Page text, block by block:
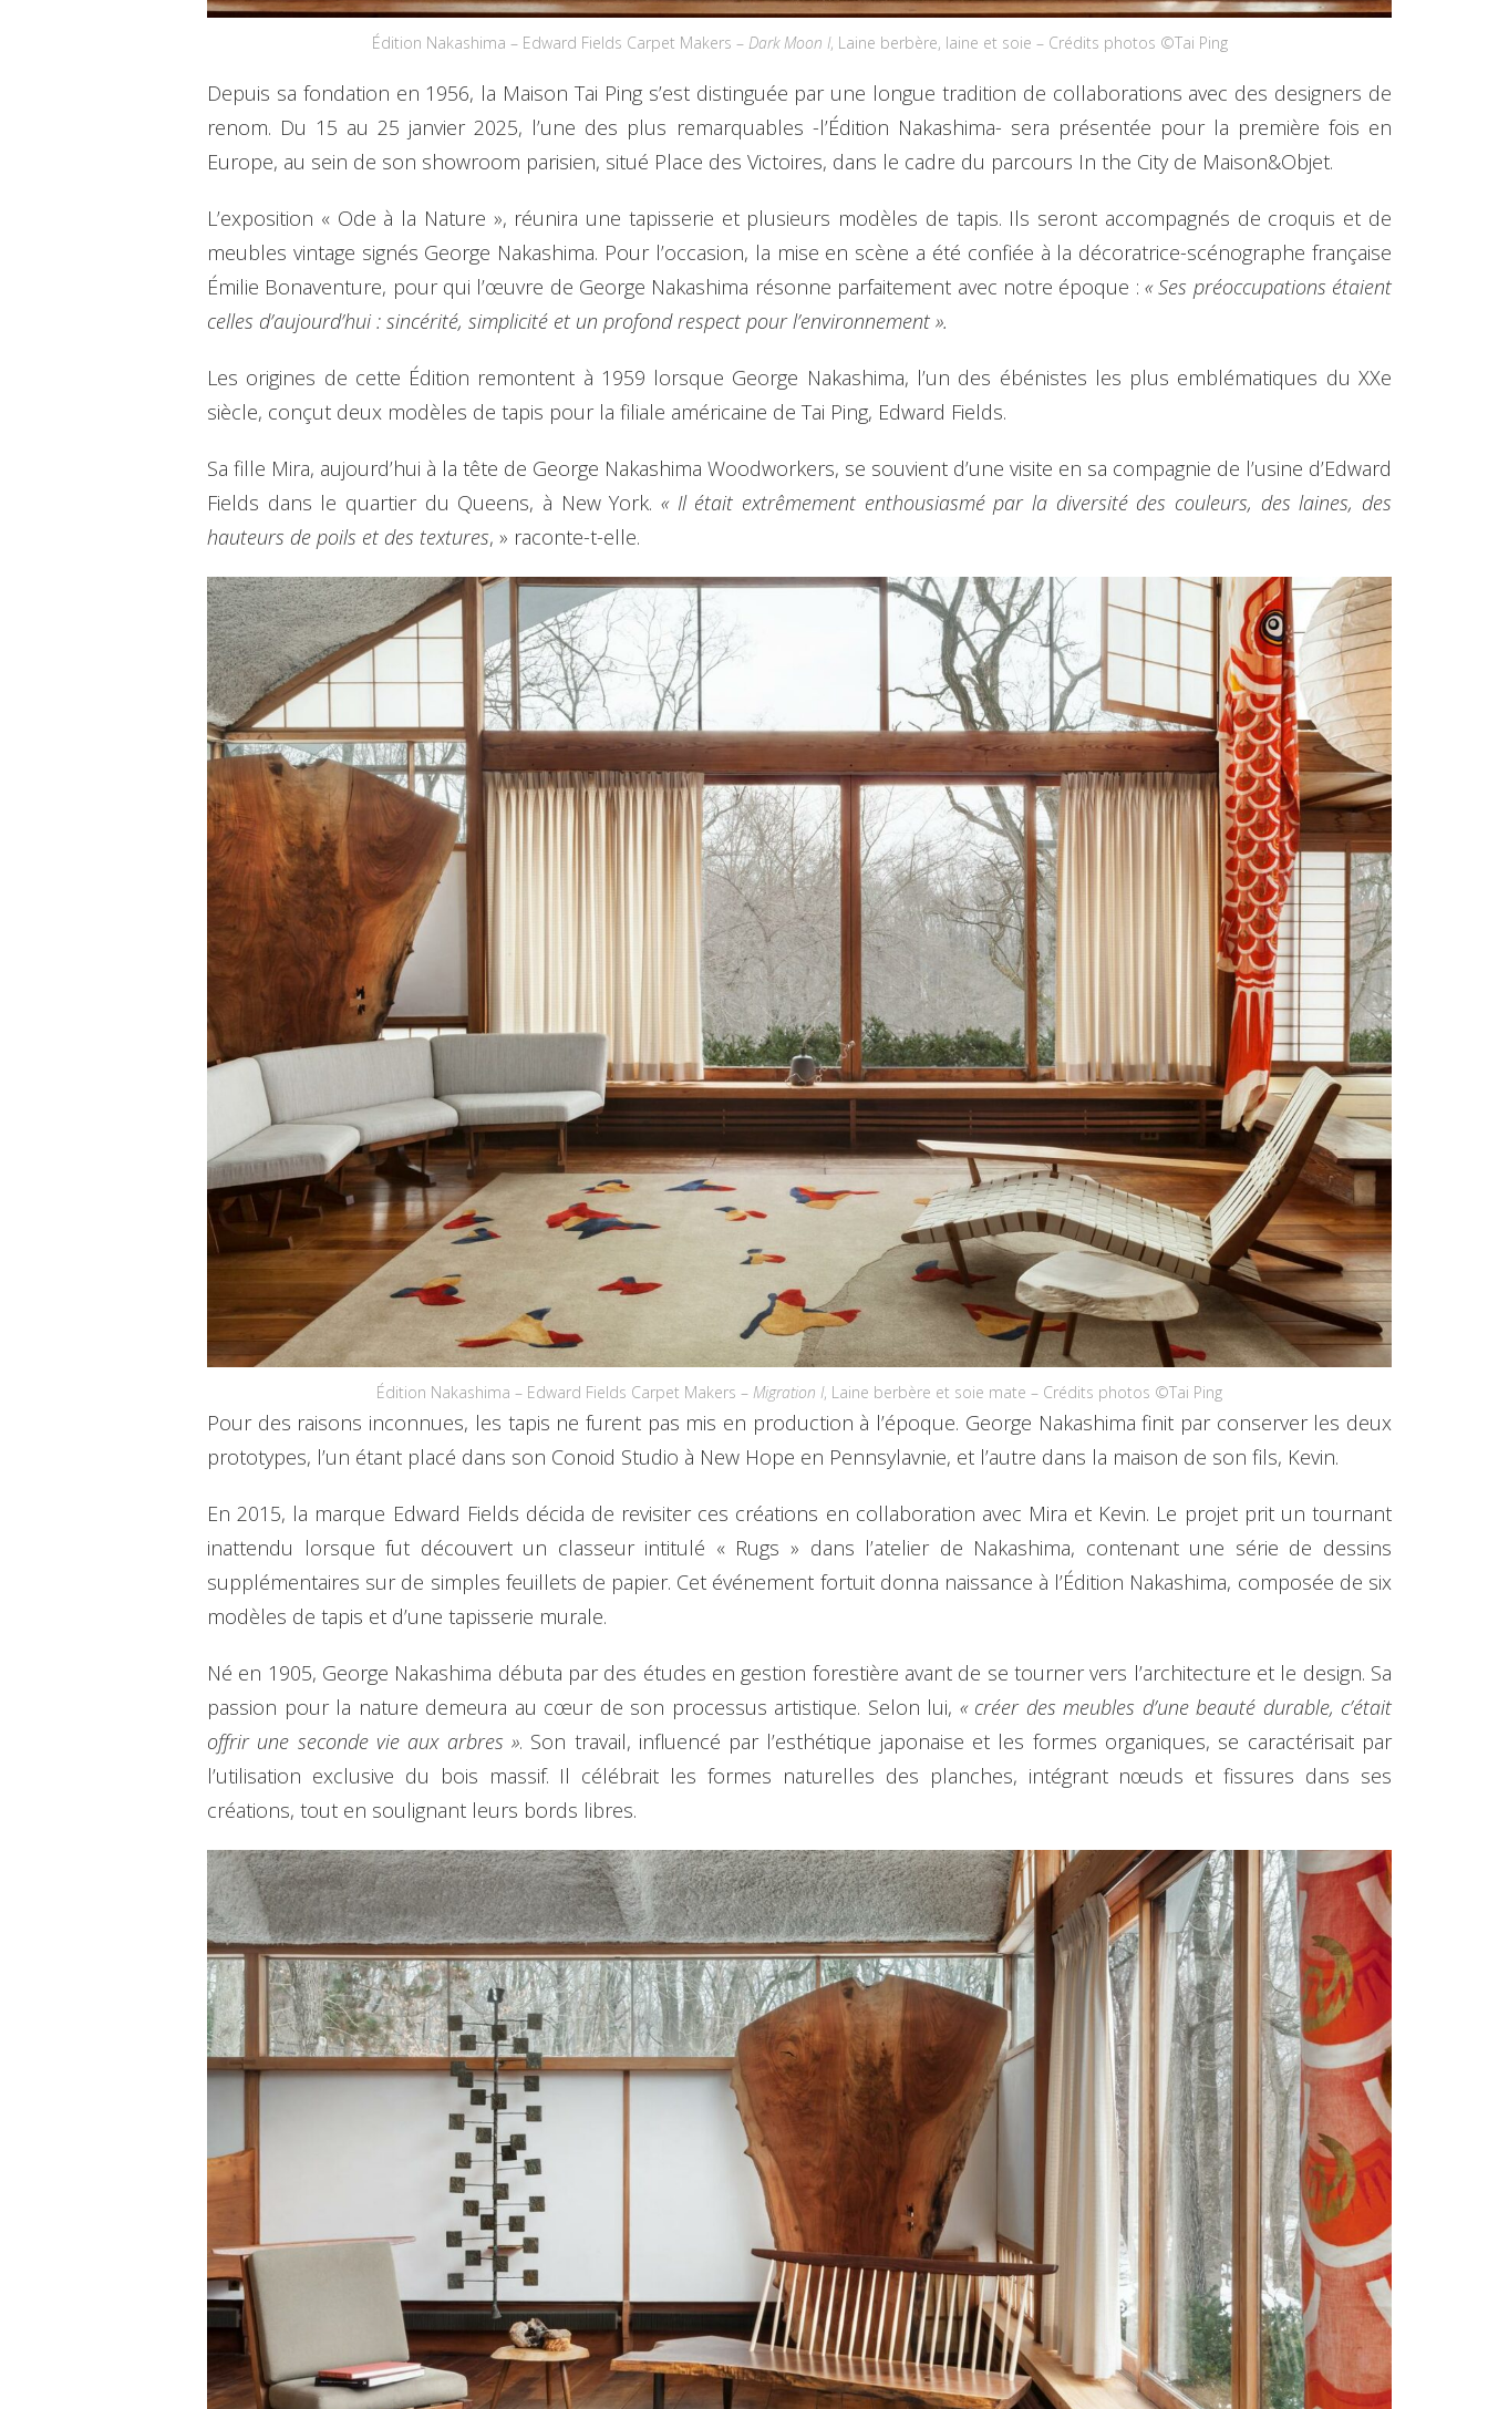
Édition Nakashima – Edward Fields Carpet Makers – Dark Moon I, Laine berbère, laine et soie – Crédits photos ©Tai Ping
Depuis sa fondation en 1956, la Maison Tai Ping s’est distinguée par une longue tradition de collaborations avec des designers de
renom. Du 15 au 25 janvier 2025, l’une des plus remarquables -l’Édition Nakashima- sera présentée pour la première fois en
Europe, au sein de son showroom parisien, situé Place des Victoires, dans le cadre du parcours In the City de Maison&Objet.
L’exposition « Ode à la Nature », réunira une tapisserie et plusieurs modèles de tapis. Ils seront accompagnés de croquis et de
meubles vintage signés George Nakashima. Pour l’occasion, la mise en scène a été confiée à la décoratrice-scénographe française
Émilie Bonaventure, pour qui l’œuvre de George Nakashima résonne parfaitement avec notre époque : « Ses préoccupations étaient
celles d’aujourd’hui : sincérité, simplicité et un profond respect pour l’environnement ».
Les origines de cette Édition remontent à 1959 lorsque George Nakashima, l’un des ébénistes les plus emblématiques du XXe
siècle, conçut deux modèles de tapis pour la filiale américaine de Tai Ping, Edward Fields.
Sa fille Mira, aujourd’hui à la tête de George Nakashima Woodworkers, se souvient d’une visite en sa compagnie de l’usine d’Edward
Fields dans le quartier du Queens, à New York. « Il était extrêmement enthousiasmé par la diversité des couleurs, des laines, des
hauteurs de poils et des textures, » raconte-t-elle.
Édition Nakashima – Edward Fields Carpet Makers – Migration I, Laine berbère et soie mate – Crédits photos ©Tai Ping
Pour des raisons inconnues, les tapis ne furent pas mis en production à l’époque. George Nakashima finit par conserver les deux
prototypes, l’un étant placé dans son Conoid Studio à New Hope en Pennsylavnie, et l’autre dans la maison de son fils, Kevin.
En 2015, la marque Edward Fields décida de revisiter ces créations en collaboration avec Mira et Kevin. Le projet prit un tournant
inattendu lorsque fut découvert un classeur intitulé « Rugs » dans l’atelier de Nakashima, contenant une série de dessins
supplémentaires sur de simples feuillets de papier. Cet événement fortuit donna naissance à l’Édition Nakashima, composée de six
modèles de tapis et d’une tapisserie murale.
Né en 1905, George Nakashima débuta par des études en gestion forestière avant de se tourner vers l’architecture et le design. Sa
passion pour la nature demeura au cœur de son processus artistique. Selon lui, « créer des meubles d’une beauté durable, c’était
offrir une seconde vie aux arbres ». Son travail, influencé par l’esthétique japonaise et les formes organiques, se caractérisait par
l’utilisation exclusive du bois massif. Il célébrait les formes naturelles des planches, intégrant nœuds et fissures dans ses
créations, tout en soulignant leurs bords libres.